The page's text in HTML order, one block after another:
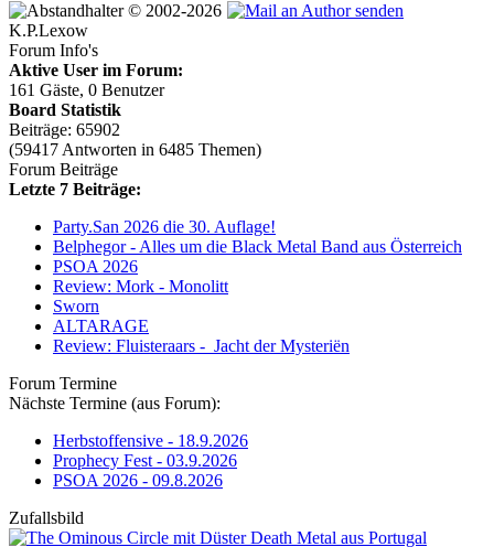
© 2002-2026
K.P.Lexow
Forum Info's
Aktive User im Forum:
161 Gäste, 0 Benutzer
Board Statistik
Beiträge: 65902
(59417 Antworten in 6485 Themen)
Forum Beiträge
Letzte 7 Beiträge:
Party.San 2026 die 30. Auflage!
Belphegor - Alles um die Black Metal Band aus Österreich
PSOA 2026
Review: Mork - Monolitt
Sworn
ALTARAGE
Review: Fluisteraars - Jacht der Mysteriën
Forum Termine
Nächste Termine (aus Forum):
Herbstoffensive - 18.9.2026
Prophecy Fest - 03.9.2026
PSOA 2026 - 09.8.2026
Zufallsbild